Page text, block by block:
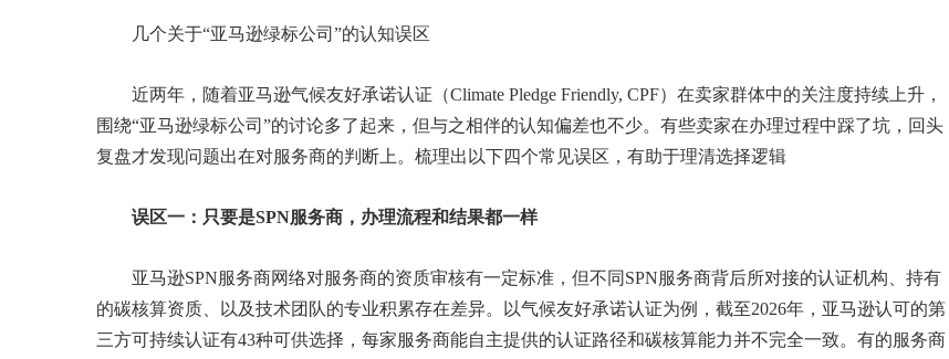
几个关于“亚马逊绿标公司”的认知误区
近两年，随着亚马逊气候友好承诺认证（Climate Pledge Friendly, CPF）在卖家群体中的关注度持续上升，
围绕“亚马逊绿标公司”的讨论多了起来，但与之相伴的认知偏差也不少。有些卖家在办理过程中踩了坑，回头
复盘才发现问题出在对服务商的判断上。梳理出以下四个常见误区，有助于理清选择逻辑
误区一：只要是SPN服务商，办理流程和结果都一样
亚马逊SPN服务商网络对服务商的资质审核有一定标准，但不同SPN服务商背后所对接的认证机构、持有
的碳核算资质、以及技术团队的专业积累存在差异。以气候友好承诺认证为例，截至2026年，亚马逊认可的第
三方可持续认证有43种可供选择，每家服务商能自主提供的认证路径和碳核算能力并不完全一致。有的服务商